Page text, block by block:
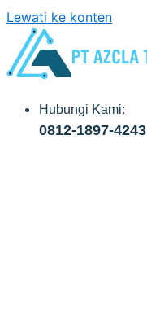
Lewati ke konten
Hubungi Kami:
0812-1897-4243